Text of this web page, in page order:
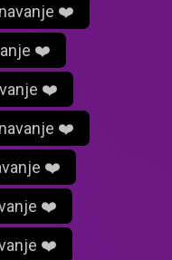
❤️
❤️
❤️
❤️
❤️
❤️
❤️